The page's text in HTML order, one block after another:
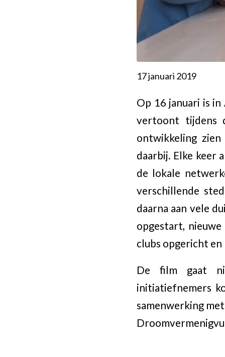
17 januari 2019
Op 16 januari is in
vertoont tijdens
ontwikkeling
daarbij. Elke keer
de lokale
verschillende
daarna aan vele
opgestart,
clubs opgericht
De film gaat
initiatiefnemers
samenwerking